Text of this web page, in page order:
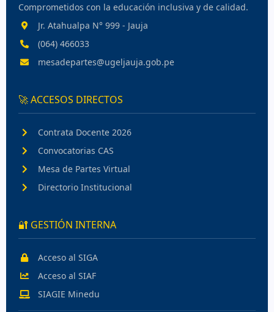
Comprometidos con la educación inclusiva y de calidad.
Jr. Atahualpa N° 999 - Jauja
(064) 466033
mesadepartes@ugeljauja.gob.pe
🚀 ACCESOS DIRECTOS
Contrata Docente 2026
Convocatorias CAS
Mesa de Partes Virtual
Directorio Institucional
🔐 GESTIÓN INTERNA
Acceso al SIGA
Acceso al SIAF
SIAGIE Minedu